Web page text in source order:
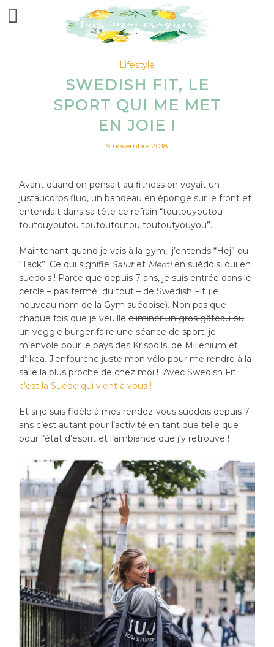
Lifestyle
SWEDISH FIT, LE
SPORT QUI ME MET
EN JOIE !
9 novembre 2018
Avant quand on pensait au fitness on voyait un
justaucorps fluo, un bandeau en éponge sur le front et
entendait dans sa tête ce refrain “toutouyoutou
toutouyoutou toutoutoutou toutoutyouyou”.
Maintenant quand je vais à la gym, j’entends “Hej” ou
“Tack”. Ce qui signifie Salutet Mercien suédois, oui en
suédois ! Parce que depuis 7 ans, je suis entrée dans le
cercle – pas fermé du tout – de Swedish Fit (le
nouveau nom de la Gym suédoise). Non pas que
chaque fois que je veuilleéliminer un gros gâteau ou
un veggie burgerfaire une séance de sport, je
m’envole pour le pays des Krispolls, de Millenium et
d’Ikea. J’enfourche juste mon vélo pour me rendre à la
salle la plus proche de chez moi ! Avec Swedish Fit
c’est la Suède qui vient à vous !
Et si je suis fidèle à mes rendez-vous suédois depuis 7
ans c’est autant pour l’activité en tant que telle que
pour l’état d’esprit et l’ambiance que j’y retrouve !